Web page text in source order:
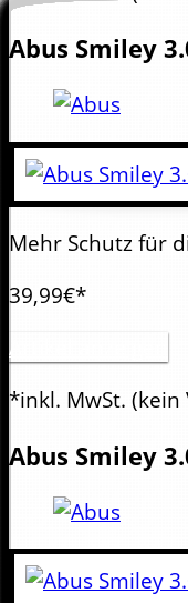
Abus Smiley
Mehr Schutz für
39,99€*
Artikel anzeigen
*inkl. MwSt. (kein
Abus Smiley